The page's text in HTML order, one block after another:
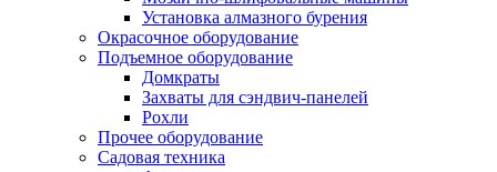
Установка алмазного бурения
Окрасочное оборудование
Подъемное оборудование
Домкраты
Захваты для сэндвич-панелей
Рохли
Прочее оборудование
Садовая техника